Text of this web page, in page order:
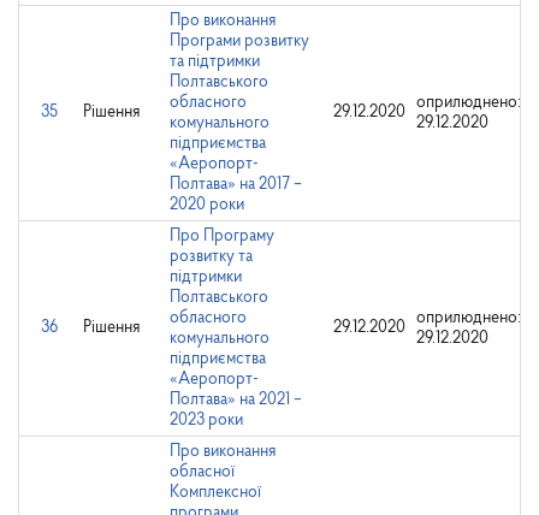
35 Рішення
Про виконання
Програми розвитку
та підтримки
Полтавського
обласного
комунального
підприємства
«Аеропорт-
Полтава» на 2017 –
2020 роки
29.12.2020
оприлюднено:
29.12.2020
36 Рішення
Про Програму
розвитку та
підтримки
Полтавського
обласного
комунального
підприємства
«Аеропорт-
Полтава» на 2021 –
2023 роки
29.12.2020
оприлюднено:
29.12.2020
Про виконання
обласної
Комплексної